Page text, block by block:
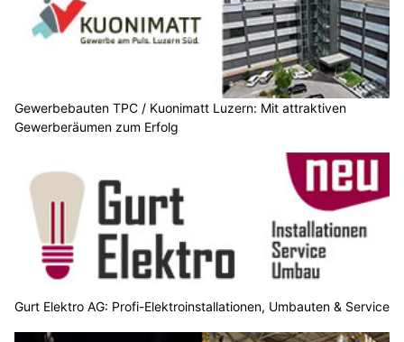
Gewerbebauten TPC / Kuonimatt Luzern: Mit attraktiven
Gewerberäumen zum Erfolg
Gurt Elektro AG: Profi-Elektroinstallationen, Umbauten & Service